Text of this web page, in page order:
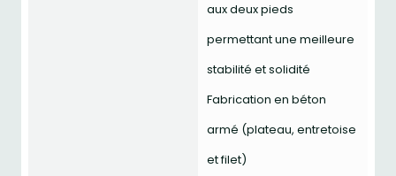
aux deux pieds
permettant une meilleure
stabilité et solidité
Fabrication en béton
armé (plateau, entretoise
et filet)